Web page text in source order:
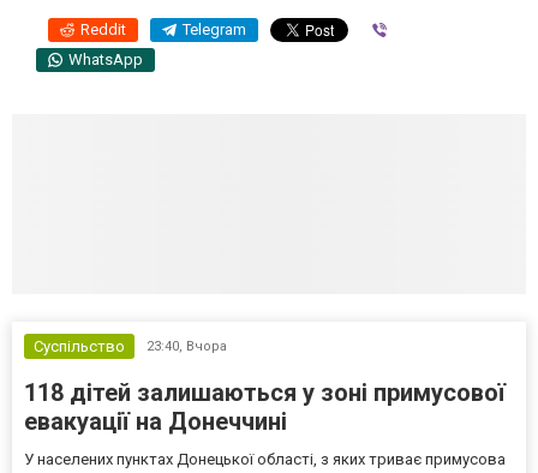
Reddit Telegram
WhatsApp
Суспільство 23:40, Вчора
118 дітей залишаються у зоні примусової
евакуації на Донеччині
У населених пунктах Донецької області, з яких триває примусова